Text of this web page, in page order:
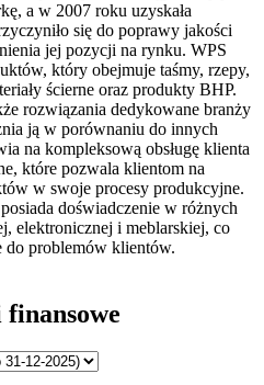
a w 2007 roku uzyskała
się do poprawy jakości
jej pozycji na rynku. WPS
który obejmuje taśmy, rzepy,
ścierne oraz produkty BHP.
rozwiązania dedykowane branży
ją w porównaniu do innych
na kompleksową obsługę klienta
które pozwala klientom na
w swoje procesy produkcyjne.
doświadczenie w różnych
elektronicznej i meblarskiej, co
do problemów klientów.